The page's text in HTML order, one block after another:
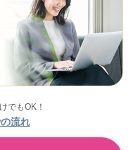
でもOK！
流れ